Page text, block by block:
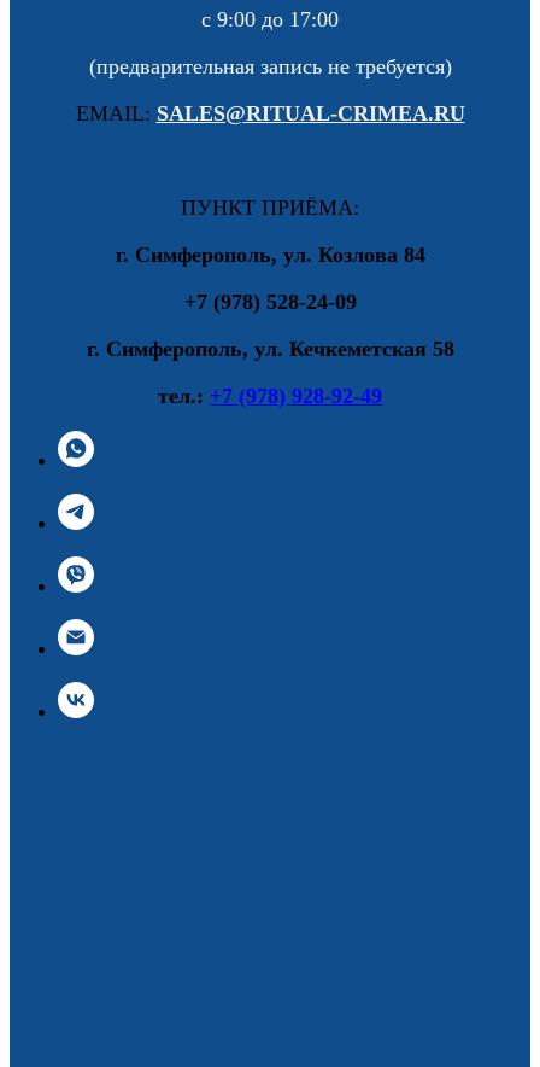
с 9:00 до 17:00
(предварительная запись не требуется)
EMAIL: SALES@RITUAL-CRIMEA.RU
ПУНКТ ПРИЁМА:
г. Симферополь, ул. Козлова 84
+7 (978) 528-24-09
г. Симферополь, ул. Кечкеметская 58
тел.: +7 (978) 928-92-49